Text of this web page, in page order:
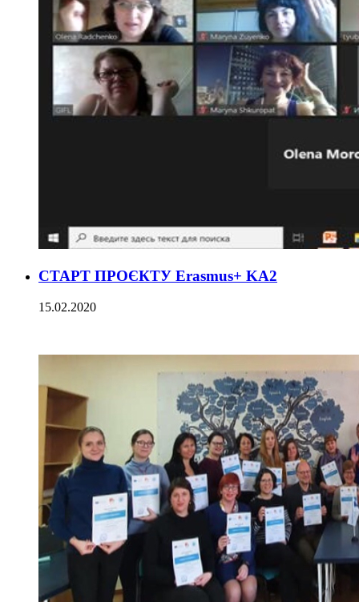
CТАРТ ПРОЄКТУ Erasmus+ KA2
15.02.2020